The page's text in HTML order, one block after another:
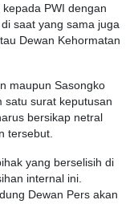
PWI dengan
saat yang sama juga
Dewan Kehormatan
maupun Sasongko
satu surat keputusan
bersikap netral
tersebut.
yang berselisih di
internal ini.
Dewan Pers akan